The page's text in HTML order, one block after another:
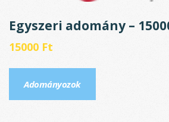
Egyszeri adomány –
15000 Ft
Adományozok